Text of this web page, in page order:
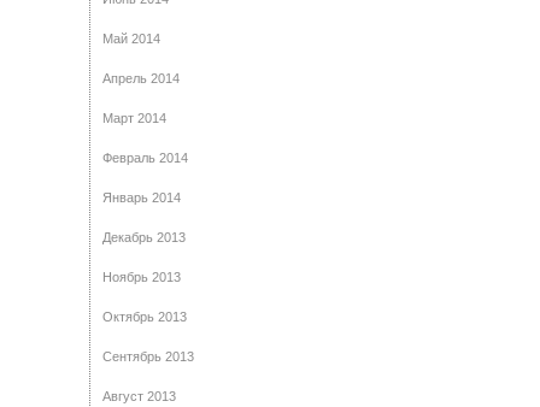
Май 2014
Апрель 2014
Март 2014
Февраль 2014
Январь 2014
Декабрь 2013
Ноябрь 2013
Октябрь 2013
Сентябрь 2013
Август 2013